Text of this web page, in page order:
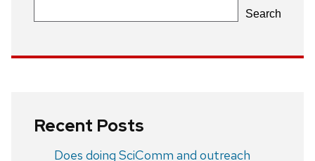
Search
Recent Posts
Does doing SciComm and outreach